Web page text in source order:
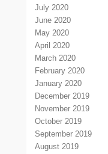
July 2020
June 2020
May 2020
April 2020
March 2020
February 2020
January 2020
December 2019
November 2019
October 2019
September 2019
August 2019